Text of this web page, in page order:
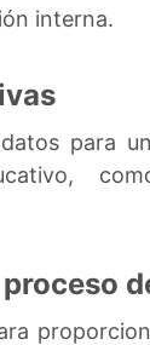
interna.
para